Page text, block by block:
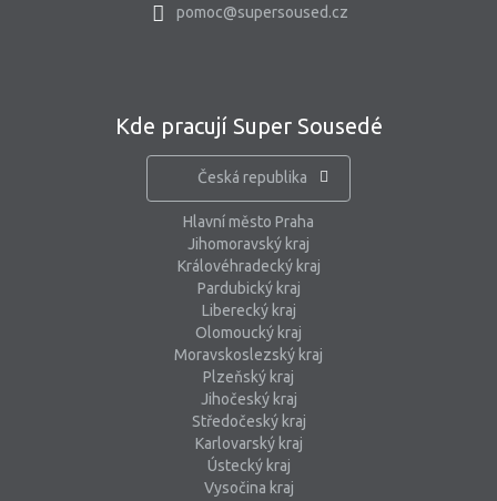
pomoc@supersoused.cz
Kde pracují Super Sousedé
Česká republika
Hlavní město Praha
Jihomoravský kraj
Královéhradecký kraj
Pardubický kraj
Liberecký kraj
Olomoucký kraj
Moravskoslezský kraj
Plzeňský kraj
Jihočeský kraj
Středočeský kraj
Karlovarský kraj
Ústecký kraj
Vysočina kraj